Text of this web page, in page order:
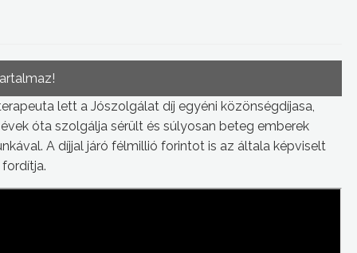
lett a Jószolgálat díj egyéni közönségdíjasa,
óta szolgálja sérült és súlyosan beteg emberek
A díjjal járó félmillió forintot is az általa képviselt